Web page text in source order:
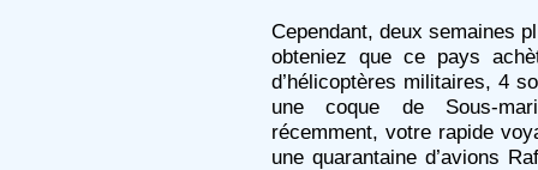
Cependant, deux semaines
obteniez que ce pays
d’hélicoptères militaires, 4
une coque de Sous-
récemment, votre rapide
une quarantaine d’avions